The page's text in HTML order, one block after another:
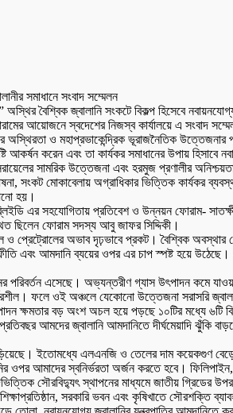
অস্থির বৈশ্বিক জ্বালানি সংকটে বিকল্প হিসেবে
আয়োজনে স্বদেশের নিজস্ব কার্যালয়ে এ সংবাদ
অস্থিরতা ও মহাপ্রভাকেন্দ্রিক ভূরাজনৈতিক
আকর্ষন করেন এবং তা কার্যকর সমাধানের উপায়
সামরিক উত্তেজনা এবং হরমুজ প্রণালীর
সংকট মোকাবেলায় অগ্রাধিকার ভিত্তিক কার্যকর
হয়।
এর সহযোগিতায় প্রতিবেশ ও উন্নয়ন ফোরাম-
ছিলেন ফোরাম সদস্য আবু জাফর সিদ্দিকী।
ও প্রেট্রোলের অভাব দৃঢ়ভাবে প্রকট। বৈশ্বিক
এবং আমদানি ব্যয়ের ওপর এর চাপ স্পষ্ট হয়ে উঠেছে।
পরিবর্তন এসেছে। অভ্যন্তরীণ গ্যাস উৎপাদন কমে
ফলে ওই অঞ্চলে যেকোনো উত্তেজনা সরাসরি
ক্ষমতার বড় অংশ অচল হয়ে পড়ছে ১০টির মধ্যে ৬টি
আমদের জ্বালানি আমদানিতে দীর্ঘমেয়াদি ঝুঁকি
ইতোমধ্যে এলএনজি ও তেলের দাম কয়েকগুণ
ওপর আমাদের স্বনির্ভরতা অর্জন করতে হবে।
সৌরবিদ্যুৎ স্থাপনের মাধ্যমে জাতীয় গ্রিডের
সরকারি ভবন এবং কৃষিখাতে সৌরশক্তি